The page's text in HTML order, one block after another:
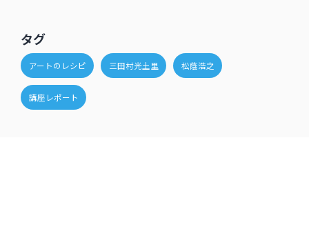
タグ
アートのレシピ 三田村光土里 松蔭浩之
講座レポート